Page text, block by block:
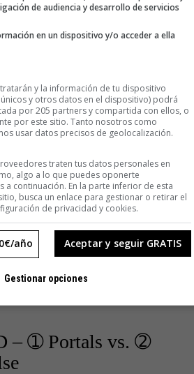
te contaremos dos ideas y tendrás que
– ➀ Portals vs. ➁
de audiencia y desarrollo de servicios
en un dispositivo y/o acceder a ella
y la información de tu dispositivo
y otros datos en el dispositivo) podrá
por 205 partners y compartida con ellos, o
por este sitio. Tanto nosotros como
usar datos precisos de geolocalización.
traten tus datos personales en
algo a lo que puedes oponerte
a continuación. En la parte inferior de esta
busca un enlace para gestionar o retirar el
de privacidad y cookies.
Aceptar y seguir GRATIS
año
Gestionar opciones